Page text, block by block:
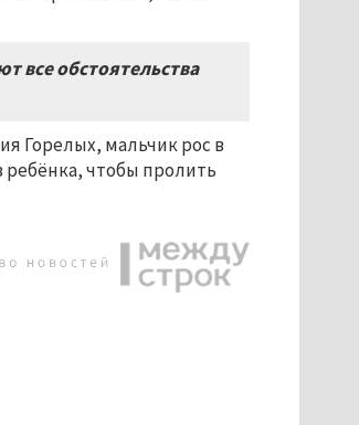
все обстоятельства
Горелых, мальчик рос в
чтобы пролить